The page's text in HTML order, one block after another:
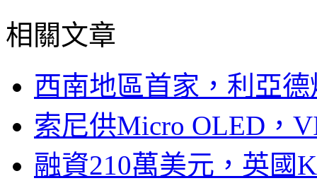
相關文章
西南地區首家，利亞
索尼供Micro OLED，
融資210萬美元，英國